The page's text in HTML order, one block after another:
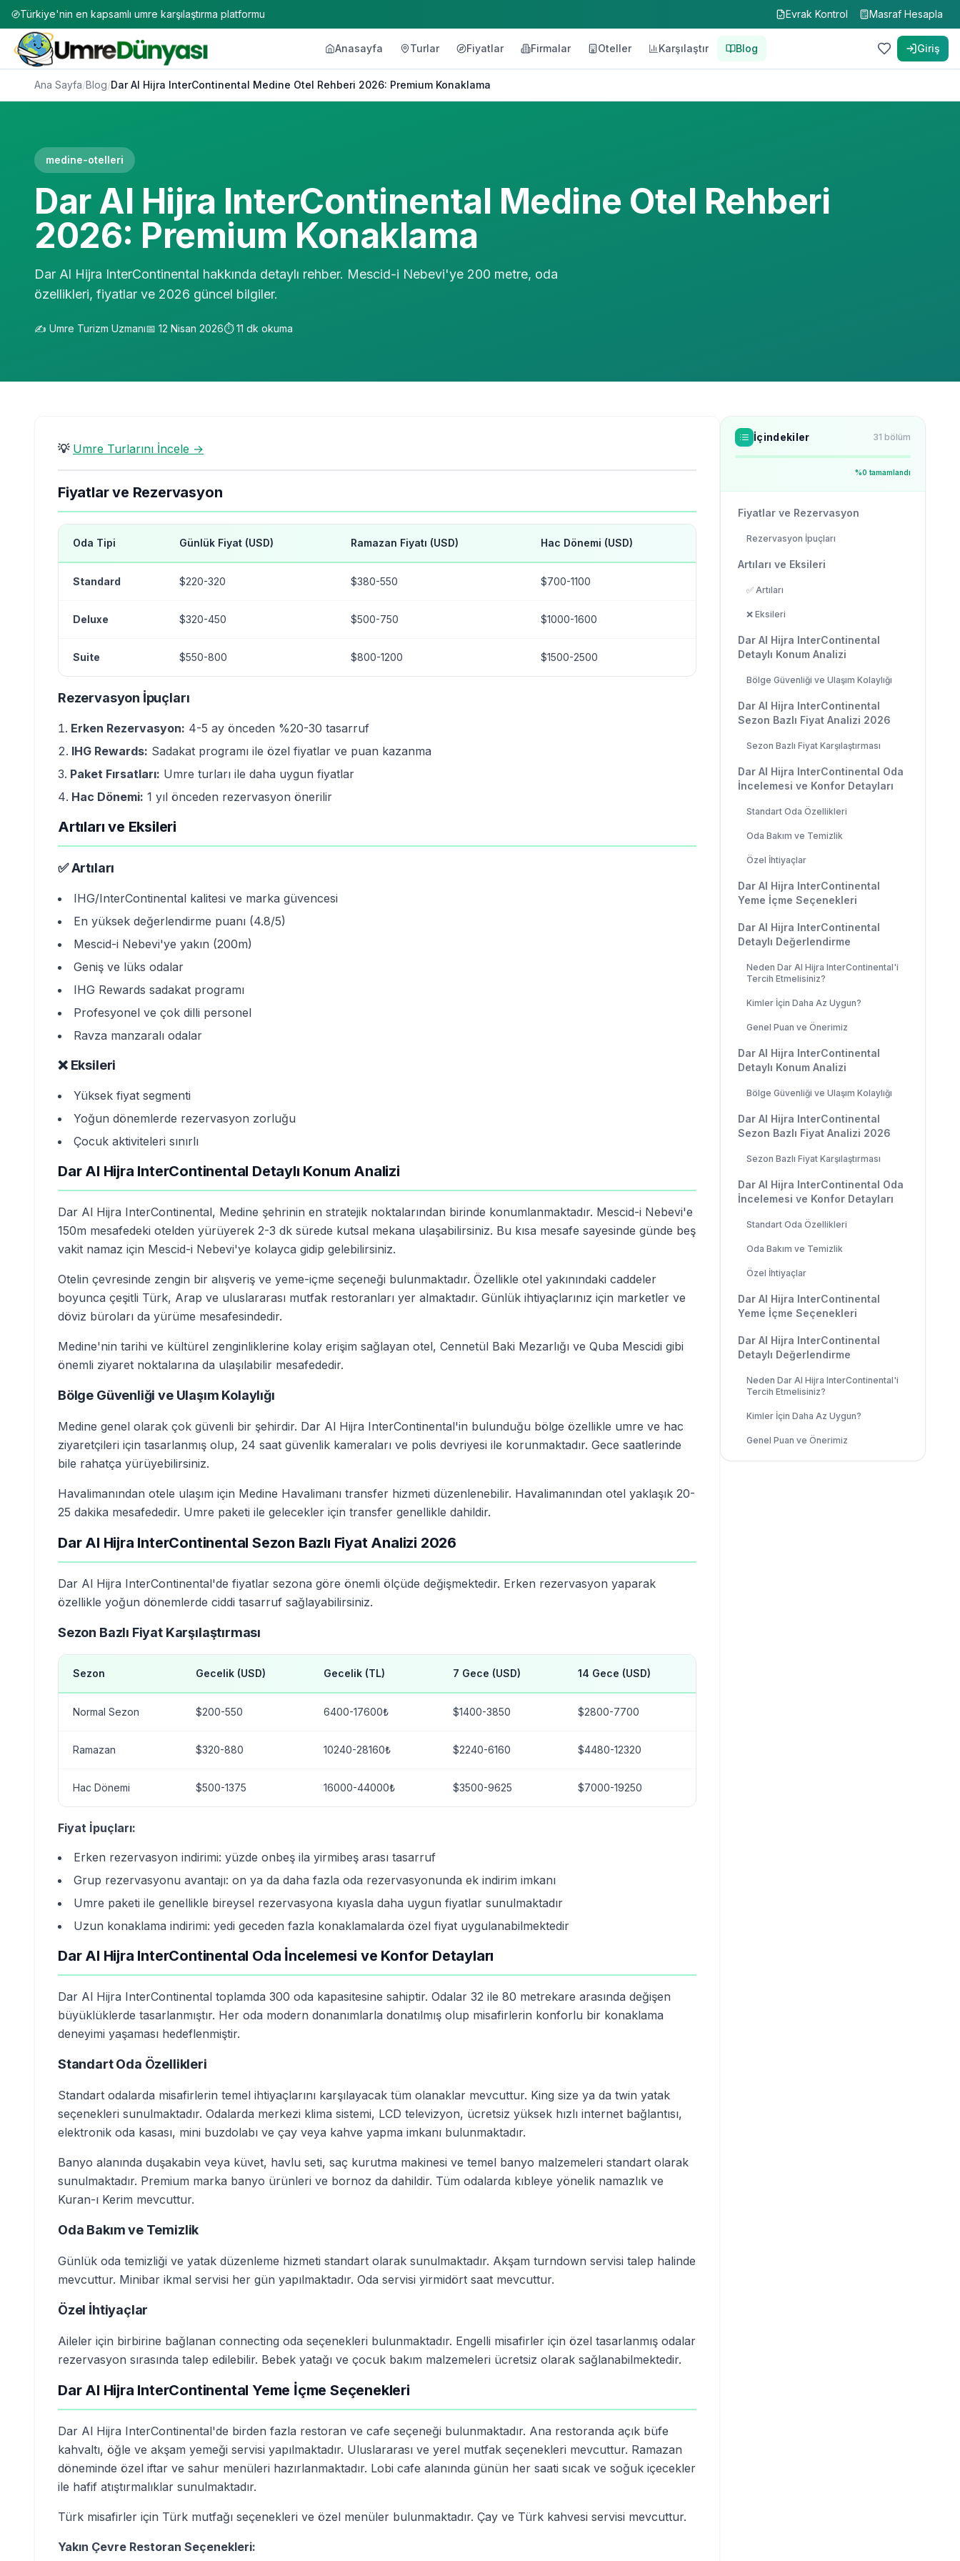
Türkiye'nin en kapsamlı umre karşılaştırma platformu Evrak Kontrol Masraf Hesapla
Anasayfa Turlar Fiyatlar Firmalar Oteller Karşılaştır Blog Giriş
Ana Sayfa/Blog/Dar Al Hijra InterContinental Medine Otel Rehberi 2026: Premium Konaklama
medine-otelleri
Dar Al Hijra InterContinental Medine Otel Rehberi
2026: Premium Konaklama
Dar Al Hijra InterContinental hakkında detaylı rehber. Mescid-i Nebevi'ye 200 metre, oda
özellikleri, fiyatlar ve 2026 güncel bilgiler.
✍️ Umre Turizm Uzmanı📅 12 Nisan 2026⏱️11 dk okuma
💡 Umre Turlarını İncele →
Fiyatlar ve Rezervasyon
Oda Tipi Günlük Fiyat (USD) Ramazan Fiyatı (USD) Hac Dönemi (USD)
Standard $220-320 $380-550 $700-1100
Deluxe $320-450 $500-750 $1000-1600
Suite $550-800 $800-1200 $1500-2500
Rezervasyon İpuçları
Erken Rezervasyon: 4-5 ay önceden %20-30 tasarruf
IHG Rewards: Sadakat programı ile özel fiyatlar ve puan kazanma
Paket Fırsatları: Umre turları ile daha uygun fiyatlar
Hac Dönemi: 1 yıl önceden rezervasyon önerilir
Artıları ve Eksileri
✅ Artıları
IHG/InterContinental kalitesi ve marka güvencesi
En yüksek değerlendirme puanı (4.8/5)
Mescid-i Nebevi'ye yakın (200m)
Geniş ve lüks odalar
IHG Rewards sadakat programı
Profesyonel ve çok dilli personel
Ravza manzaralı odalar
❌ Eksileri
Yüksek fiyat segmenti
Yoğun dönemlerde rezervasyon zorluğu
Çocuk aktiviteleri sınırlı
Dar Al Hijra InterContinental Detaylı Konum Analizi
Dar Al Hijra InterContinental, Medine şehrinin en stratejik noktalarından birinde konumlanmaktadır. Mescid-i Nebevi'e
150m mesafedeki otelden yürüyerek 2-3 dk sürede kutsal mekana ulaşabilirsiniz. Bu kısa mesafe sayesinde günde beş
vakit namaz için Mescid-i Nebevi'ye kolayca gidip gelebilirsiniz.
Otelin çevresinde zengin bir alışveriş ve yeme-içme seçeneği bulunmaktadır. Özellikle otel yakınındaki caddeler
boyunca çeşitli Türk, Arap ve uluslararası mutfak restoranları yer almaktadır. Günlük ihtiyaçlarınız için marketler ve
döviz büroları da yürüme mesafesindedir.
Medine'nin tarihi ve kültürel zenginliklerine kolay erişim sağlayan otel, Cennetül Baki Mezarlığı ve Quba Mescidi gibi
önemli ziyaret noktalarına da ulaşılabilir mesafededir.
Bölge Güvenliği ve Ulaşım Kolaylığı
Medine genel olarak çok güvenli bir şehirdir. Dar Al Hijra InterContinental'in bulunduğu bölge özellikle umre ve hac
ziyaretçileri için tasarlanmış olup, 24 saat güvenlik kameraları ve polis devriyesi ile korunmaktadır. Gece saatlerinde
bile rahatça yürüyebilirsiniz.
Havalimanından otele ulaşım için Medine Havalimanı transfer hizmeti düzenlenebilir. Havalimanından otel yaklaşık 20-
25 dakika mesafededir. Umre paketi ile gelecekler için transfer genellikle dahildir.
Dar Al Hijra InterContinental Sezon Bazlı Fiyat Analizi 2026
Dar Al Hijra InterContinental'de fiyatlar sezona göre önemli ölçüde değişmektedir. Erken rezervasyon yaparak
özellikle yoğun dönemlerde ciddi tasarruf sağlayabilirsiniz.
Sezon Bazlı Fiyat Karşılaştırması
Sezon Gecelik (USD) Gecelik (TL) 7 Gece (USD) 14 Gece (USD)
Normal Sezon $200-550 6400-17600₺ $1400-3850 $2800-7700
Ramazan $320-880 10240-28160₺ $2240-6160 $4480-12320
Hac Dönemi $500-1375 16000-44000₺ $3500-9625 $7000-19250
Fiyat İpuçları:
Erken rezervasyon indirimi: yüzde onbeş ila yirmibeş arası tasarruf
Grup rezervasyonu avantajı: on ya da daha fazla oda rezervasyonunda ek indirim imkanı
Umre paketi ile genellikle bireysel rezervasyona kıyasla daha uygun fiyatlar sunulmaktadır
Uzun konaklama indirimi: yedi geceden fazla konaklamalarda özel fiyat uygulanabilmektedir
Dar Al Hijra InterContinental Oda İncelemesi ve Konfor Detayları
Dar Al Hijra InterContinental toplamda 300 oda kapasitesine sahiptir. Odalar 32 ile 80 metrekare arasında değişen
büyüklüklerde tasarlanmıştır. Her oda modern donanımlarla donatılmış olup misafirlerin konforlu bir konaklama
deneyimi yaşaması hedeflenmiştir.
Standart Oda Özellikleri
Standart odalarda misafirlerin temel ihtiyaçlarını karşılayacak tüm olanaklar mevcuttur. King size ya da twin yatak
seçenekleri sunulmaktadır. Odalarda merkezi klima sistemi, LCD televizyon, ücretsiz yüksek hızlı internet bağlantısı,
elektronik oda kasası, mini buzdolabı ve çay veya kahve yapma imkanı bulunmaktadır.
Banyo alanında duşakabin veya küvet, havlu seti, saç kurutma makinesi ve temel banyo malzemeleri standart olarak
sunulmaktadır. Premium marka banyo ürünleri ve bornoz da dahildir. Tüm odalarda kıbleye yönelik namazlık ve
Kuran-ı Kerim mevcuttur.
Oda Bakım ve Temizlik
Günlük oda temizliği ve yatak düzenleme hizmeti standart olarak sunulmaktadır. Akşam turndown servisi talep halinde
mevcuttur. Minibar ikmal servisi her gün yapılmaktadır. Oda servisi yirmidört saat mevcuttur.
Özel İhtiyaçlar
Aileler için birbirine bağlanan connecting oda seçenekleri bulunmaktadır. Engelli misafirler için özel tasarlanmış odalar
rezervasyon sırasında talep edilebilir. Bebek yatağı ve çocuk bakım malzemeleri ücretsiz olarak sağlanabilmektedir.
Dar Al Hijra InterContinental Yeme İçme Seçenekleri
Dar Al Hijra InterContinental'de birden fazla restoran ve cafe seçeneği bulunmaktadır. Ana restoranda açık büfe
kahvaltı, öğle ve akşam yemeği servisi yapılmaktadır. Uluslararası ve yerel mutfak seçenekleri mevcuttur. Ramazan
döneminde özel iftar ve sahur menüleri hazırlanmaktadır. Lobi cafe alanında günün her saati sıcak ve soğuk içecekler
ile hafif atıştırmalıklar sunulmaktadır.
Türk misafirler için Türk mutfağı seçenekleri ve özel menüler bulunmaktadır. Çay ve Türk kahvesi servisi mevcuttur.
Yakın Çevre Restoran Seçenekleri:
İçindekiler 31 bölüm
%0 tamamlandı
Fiyatlar ve Rezervasyon
Rezervasyon İpuçları
Artıları ve Eksileri
✅ Artıları
❌ Eksileri
Dar Al Hijra InterContinental
Detaylı Konum Analizi
Bölge Güvenliği ve Ulaşım Kolaylığı
Dar Al Hijra InterContinental
Sezon Bazlı Fiyat Analizi 2026
Sezon Bazlı Fiyat Karşılaştırması
Dar Al Hijra InterContinental Oda
İncelemesi ve Konfor Detayları
Standart Oda Özellikleri
Oda Bakım ve Temizlik
Özel İhtiyaçlar
Dar Al Hijra InterContinental
Yeme İçme Seçenekleri
Dar Al Hijra InterContinental
Detaylı Değerlendirme
Neden Dar Al Hijra InterContinental'i
Tercih Etmelisiniz?
Kimler İçin Daha Az Uygun?
Genel Puan ve Önerimiz
Dar Al Hijra InterContinental
Detaylı Konum Analizi
Bölge Güvenliği ve Ulaşım Kolaylığı
Dar Al Hijra InterContinental
Sezon Bazlı Fiyat Analizi 2026
Sezon Bazlı Fiyat Karşılaştırması
Dar Al Hijra InterContinental Oda
İncelemesi ve Konfor Detayları
Standart Oda Özellikleri
Oda Bakım ve Temizlik
Özel İhtiyaçlar
Dar Al Hijra InterContinental
Yeme İçme Seçenekleri
Dar Al Hijra InterContinental
Detaylı Değerlendirme
Neden Dar Al Hijra InterContinental'i
Tercih Etmelisiniz?
Kimler İçin Daha Az Uygun?
Genel Puan ve Önerimiz